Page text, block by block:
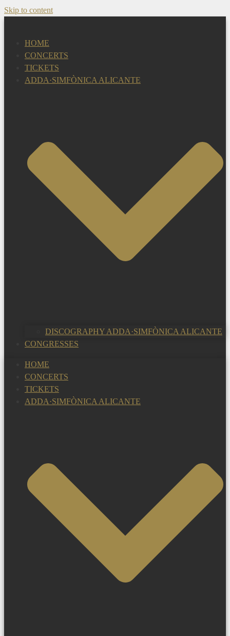
Skip to content
HOME
CONCERTS
TICKETS
ADDA·SIMFÒNICA ALICANTE
DISCOGRAPHY ADDA·SIMFÒNICA ALICANTE
CONGRESSES
HOME
CONCERTS
TICKETS
ADDA·SIMFÒNICA ALICANTE